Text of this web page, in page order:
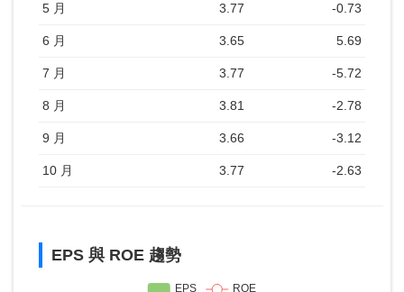
5 月 3.77 -0.73
6 月 3.65 5.69
7 月 3.77 -5.72
8 月 3.81 -2.78
9 月 3.66 -3.12
10 月 3.77 -2.63
EPS 與 ROE 趨勢